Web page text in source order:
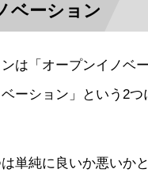
ベーション
は「オープンイノベ
ーション」という2つ
単純に良いか悪いか